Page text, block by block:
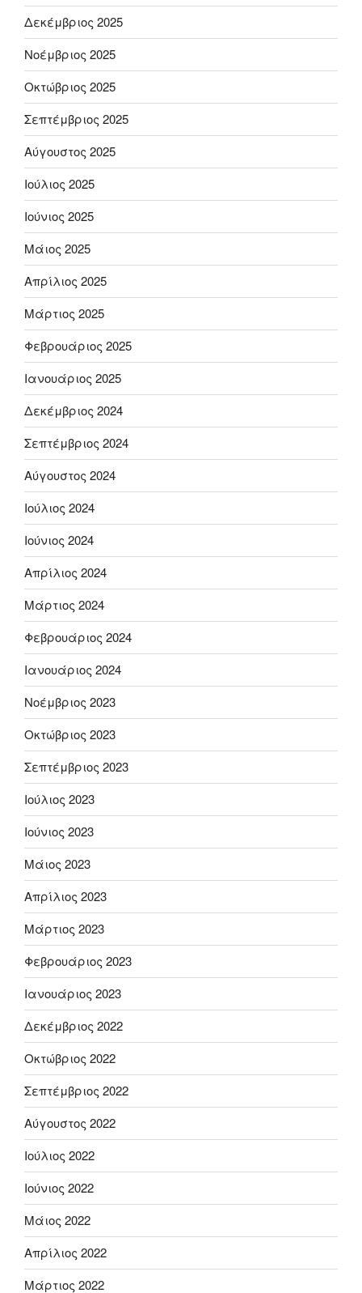
Δεκέμβριος 2025
Νοέμβριος 2025
Οκτώβριος 2025
Σεπτέμβριος 2025
Αύγουστος 2025
Ιούλιος 2025
Ιούνιος 2025
Μάιος 2025
Απρίλιος 2025
Μάρτιος 2025
Φεβρουάριος 2025
Ιανουάριος 2025
Δεκέμβριος 2024
Σεπτέμβριος 2024
Αύγουστος 2024
Ιούλιος 2024
Ιούνιος 2024
Απρίλιος 2024
Μάρτιος 2024
Φεβρουάριος 2024
Ιανουάριος 2024
Νοέμβριος 2023
Οκτώβριος 2023
Σεπτέμβριος 2023
Ιούλιος 2023
Ιούνιος 2023
Μάιος 2023
Απρίλιος 2023
Μάρτιος 2023
Φεβρουάριος 2023
Ιανουάριος 2023
Δεκέμβριος 2022
Οκτώβριος 2022
Σεπτέμβριος 2022
Αύγουστος 2022
Ιούλιος 2022
Ιούνιος 2022
Μάιος 2022
Απρίλιος 2022
Μάρτιος 2022